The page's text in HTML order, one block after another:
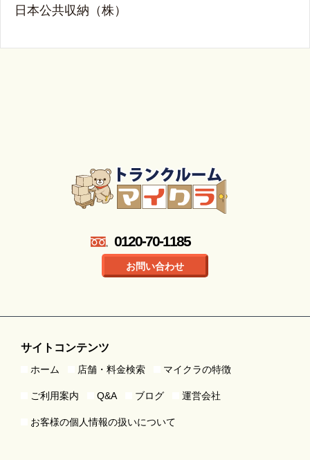
日本公共収納（株）
0120-70-1185
お問い合わせ
サイトコンテンツ
ホーム 店舗・料金検索 マイクラの特徴
ご利用案内 Q&A ブログ 運営会社
お客様の個人情報の扱いについて